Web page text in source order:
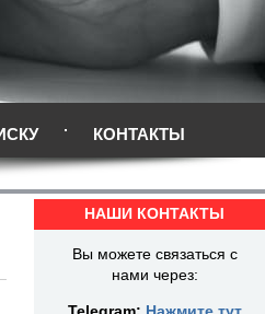
КОНТАКТЫ
НАШИ КОНТАКТЫ
Вы можете связаться с
нами через: